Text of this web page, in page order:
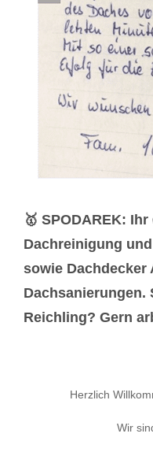
🥇 SPODAREK:
Dachreinigung
sowie Dachdecker
Dachsanierungen.
Reichling? Gern
Herzlich
Wir